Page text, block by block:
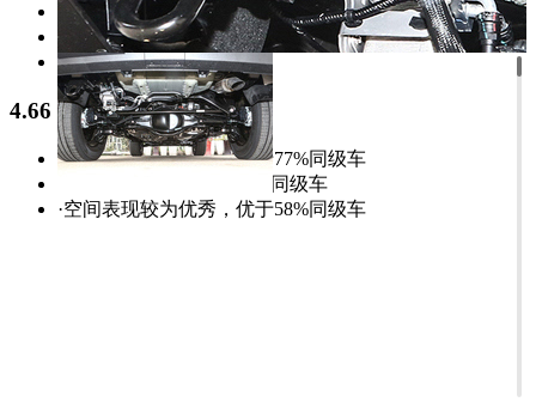
2024款 Hi4-T 越野版
2024款 Hi4-T 城市版
2023款 Hi4-T 超能版
4.66
·外观表现较为优秀，优于77%同级车
·内饰表现一般，低于71%同级车
·空间表现较为优秀，优于58%同级车